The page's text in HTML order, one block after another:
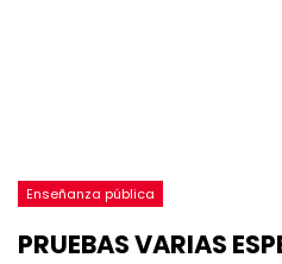
Enseñanza pública
PRUEBAS VARIAS